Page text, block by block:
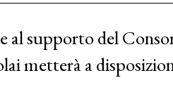
al supporto del
metterà a